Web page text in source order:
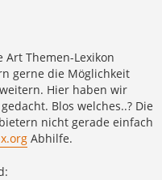
Themen-Lexikon
gerne die Möglichkeit
Hier haben wir
Blos welches..? Die
nicht gerade einfach
Abhilfe.